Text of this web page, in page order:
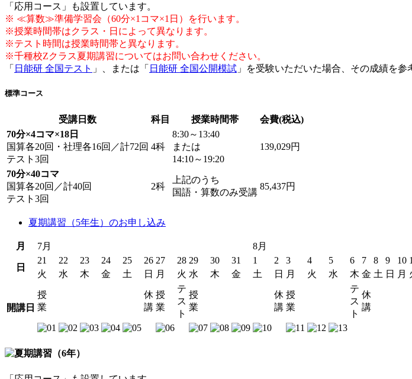
「応用コース」も設置しています。
※ ≪算数≫準備学習会（60分×1コマ×1日）を行います。
※授業時間帯はクラス・日によって異なります。
※テスト時間は授業時間帯と異なります。
※千種校Zクラス夏期講習についてはお問い合わせください。
「 日能研 全国テスト 」、または「 日能研 全国公開模試 」を受験いただいた場合、その成績を
標準コース
受講日数 科目 授業時間帯
会費(税込)
70分×4コマ×18日
国算各20回・社理各16回／計72回
テスト3回
4科
8:30～13:40
または
14:10～19:20
139,029円
70分×40コマ
国算各20回／計40回
テスト3回
2科
上記のうち
国語・算数のみ受講
85,437円
夏期講習（5年生）のお申し込み
月 7月 8月
日
21 22 23 24 25 26 27 28 29 30 31 1 2 3 4 5 6 7 8 9 10
火
水 木 金 土 日 月 火 水 木 金 土 日 月 火 水 木 金 土 日 月
開講日
授
業
休
講
授
業
テ
ス
ト
授
業
休
講
授
業
テ
ス
ト
休
講